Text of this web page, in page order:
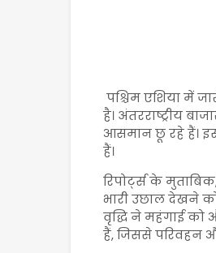
पश्चिम एशिया में
है। अंतरराष्ट्रीय
आसमान छू रहे हैं। इस
हैं।
रिपोर्ट्स के
भारी उछाल देखने
वृद्धि ने महंगाई को
हैं, जिससे परिवहन